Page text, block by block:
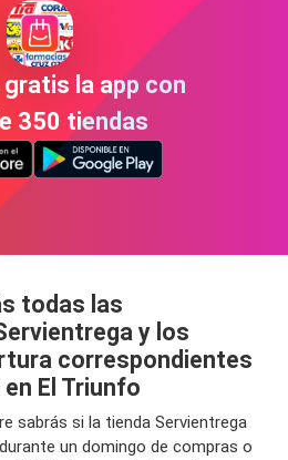
la app con
350 tiendas
todas las
y los
correspondientes
El Triunfo
sabrás si la tienda Servientrega
un domingo de compras o